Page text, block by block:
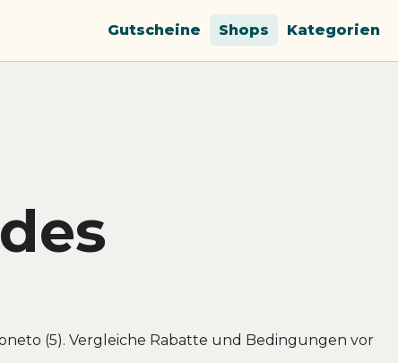
Gutscheine Shops Kategorien
(5). Vergleiche Rabatte und Bedingungen vor